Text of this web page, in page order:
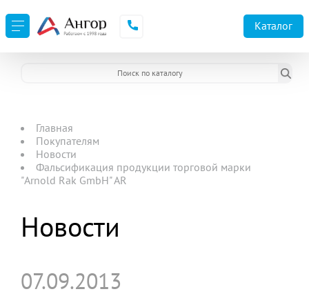
Каталог
Главная
Покупателям
Новости
Фальсификация продукции торговой марки
"Arnold Rak GmbH" AR
Новости
07.09.2013